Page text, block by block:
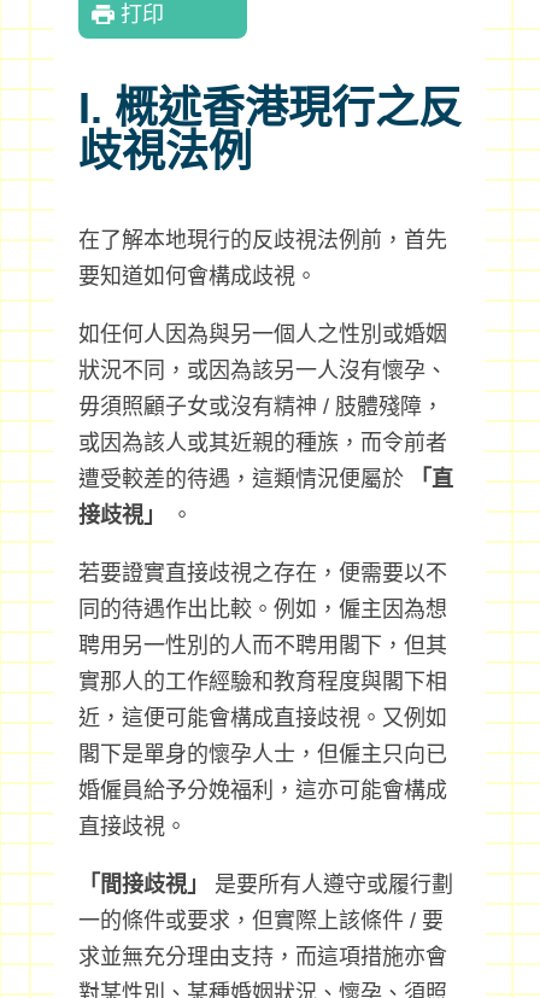
打印
I. 概述香港現行之反
歧視法例
在了解本地現行的反歧視法例前，首先
要知道如何會構成歧視。
如任何人因為與另一個人之性別或婚姻
狀況不同，或因為該另一人沒有懷孕、
毋須照顧子女或沒有精神 / 肢體殘障，
或因為該人或其近親的種族，而令前者
遭受較差的待遇，這類情況便屬於
「直
接歧視」
。
若要證實直接歧視之存在，便需要以不
同的待遇作出比較。例如，僱主因為想
聘用另一性別的人而不聘用閣下，但其
實那人的工作經驗和教育程度與閣下相
近，這便可能會構成直接歧視。又例如
閣下是單身的懷孕人士，但僱主只向已
婚僱員給予分娩福利，這亦可能會構成
直接歧視。
「間接歧視」
是要所有人遵守或履行劃
一的條件或要求，但實際上該條件 / 要
求並無充分理由支持，而這項措施亦會
對某性別、某種婚姻狀況、懷孕、須照